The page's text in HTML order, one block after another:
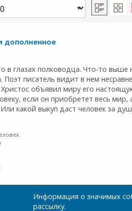
дополненное
в глазах полководца. Что-то выше
Поэт писатель видит в нем
объявил миру его
если он приобретет весь мир,
какой выкуп даст человек за
Информация о значимых
рассылку.